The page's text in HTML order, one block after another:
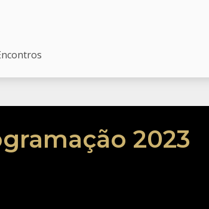
2023